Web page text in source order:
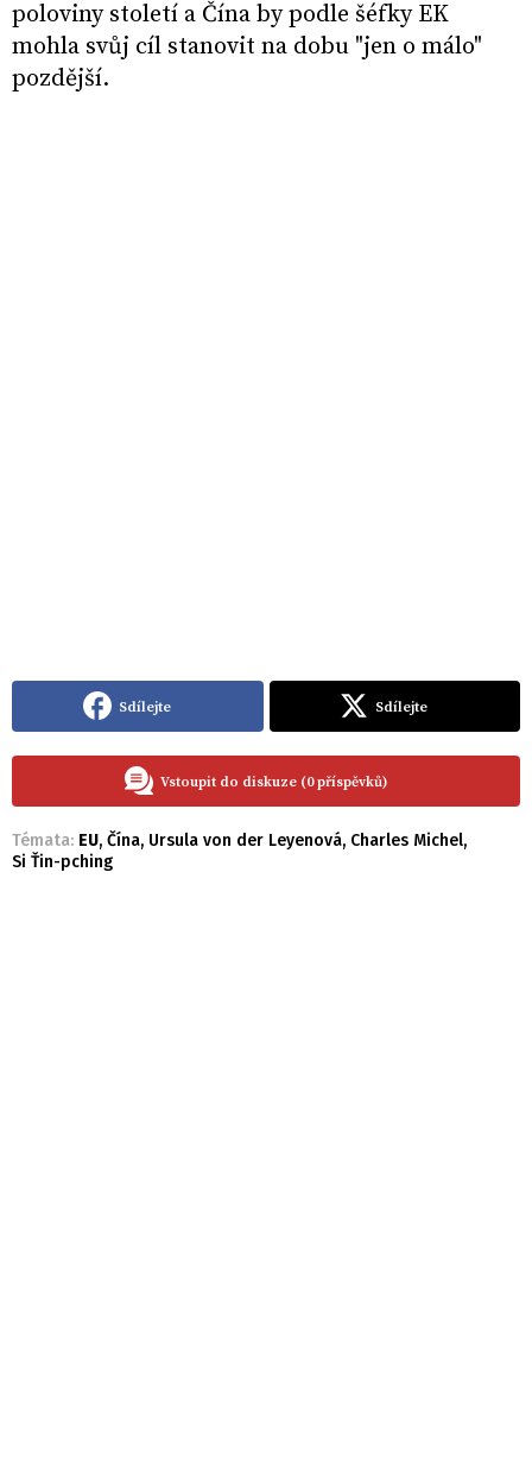
poloviny století a Čína by podle šéfky EK
mohla svůj cíl stanovit na dobu "jen o málo"
pozdější.
Sdílejte Sdílejte
Vstoupit do diskuze (0 příspěvků)
Témata: EU, Čína, Ursula von der Leyenová, Charles Michel,
Si Ťin-pching